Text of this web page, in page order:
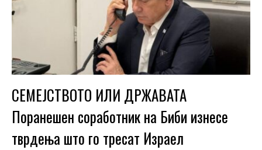
СЕМЕЈСТВОТО ИЛИ ДРЖАВАТА
Поранешен соработник на Биби изнесе
тврдења што го тресат Израел